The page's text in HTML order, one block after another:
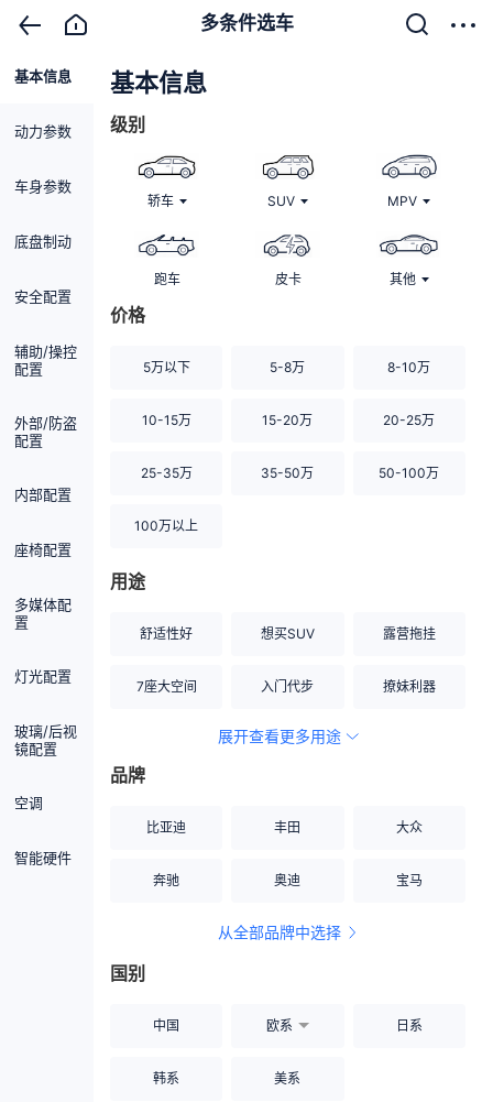
多条件选车
基本信息
动力参数
车身参数
底盘制动
安全配置
辅助/操控
配置
外部/防盗
配置
内部配置
座椅配置
多媒体配
置
灯光配置
玻璃/后视
镜配置
空调
智能硬件
基本信息
级别
轿车 SUV MPV
跑车 皮卡 其他
价格
5万以下 5-8万 8-10万
10-15万 15-20万 20-25万
25-35万 35-50万 50-100万
100万以上
用途
舒适性好 想买SUV 露营拖挂
7座大空间 入门代步 撩妹利器
空间宽敞
展开查看更多用途
品牌
比亚迪 丰田 大众
奔驰 奥迪 宝马
从全部品牌中选择
国别
中国 欧系 日系
韩系 美系